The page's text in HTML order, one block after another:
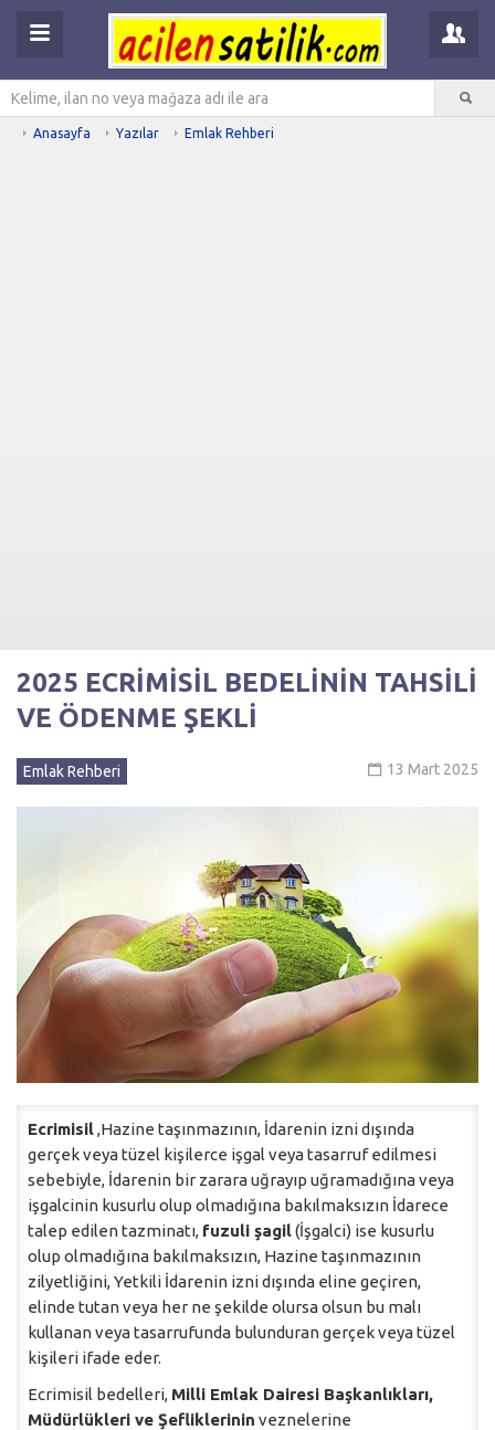
Anasayfa Yazılar Emlak Rehberi
2025 ECRİMİSİL BEDELİNİN TAHSİLİ
VE ÖDENME ŞEKLİ
13 Mart 2025
Emlak Rehberi
Ecrimisil,Hazine taşınmazının, İdarenin izni dışında
gerçek veya tüzel kişilerce işgal veya tasarruf edilmesi
sebebiyle, İdarenin bir zarara uğrayıp uğramadığına veya
işgalcinin kusurlu olup olmadığına bakılmaksızın İdarece
talep edilen tazminatı, fuzuli şagil(İşgalci) ise kusurlu
olup olmadığına bakılmaksızın, Hazine taşınmazının
zilyetliğini, Yetkili İdarenin izni dışında eline geçiren,
elinde tutan veya her ne şekilde olursa olsun bu malı
kullanan veya tasarrufunda bulunduran gerçek veya tüzel
kişileri ifade eder.
Ecrimisil bedelleri, Milli Emlak Dairesi Başkanlıkları,
Müdürlükleri ve Şefliklerinin veznelerine